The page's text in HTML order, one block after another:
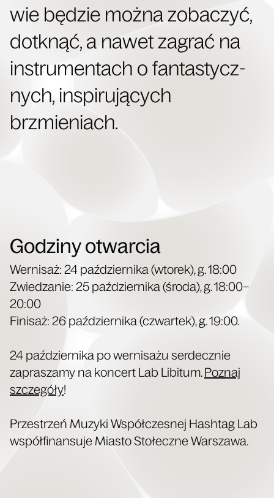
wie będzie moż­na zoba­czyć,
dotknąć, a nawet zagrać na
instru­men­tach o fan­ta­stycz­
nych, inspi­ru­ją­cych
brzmieniach.
Godziny otwarcia
Wer­ni­saż: 24 paź­dzier­ni­ka (wto­rek), g. 18:00
Zwie­dza­nie: 25 paź­dzier­ni­ka (śro­da), g. 18:00–
20:00
Fini­saż: 26 paź­dzier­ni­ka (czwar­tek), g. 19:00.
24 paź­dzier­ni­ka po wer­ni­sa­żu ser­decz­nie
zapra­sza­my na kon­cert Lab Libi­tum.Poznaj
szcze­gó­ły!
Prze­strzeń Muzy­ki Współ­cze­snej Hash­tag Lab
współ­fi­nan­su­je Mia­sto Sto­łecz­ne Warszawa.